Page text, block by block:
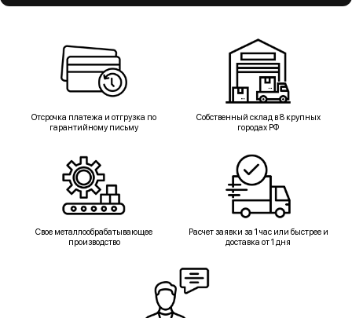
Отсрочка платежа и отгрузка по
гарантийному письму
Собственный склад в 8 крупных
городах РФ
Свое металлообрабатывающее
производство
Расчет заявки за 1 час или быстрее и
доставка от 1 дня